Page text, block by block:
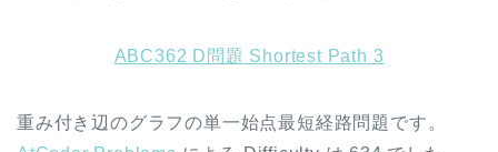
ABC362 D問題 Shortest Path 3
重み付き辺のグラフの単一始点最短経路問題です。